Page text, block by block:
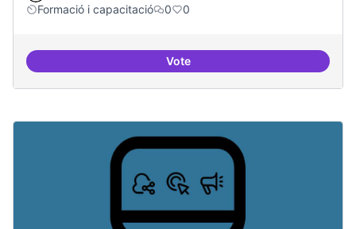
Formació i capacitació
0 0
VoteTècniques de seguretat digital